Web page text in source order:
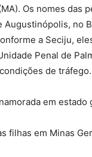
Os nomes das
Augustinópolis, no
a Seciju,
Penal de
de tráfego.
em
filhas em Minas